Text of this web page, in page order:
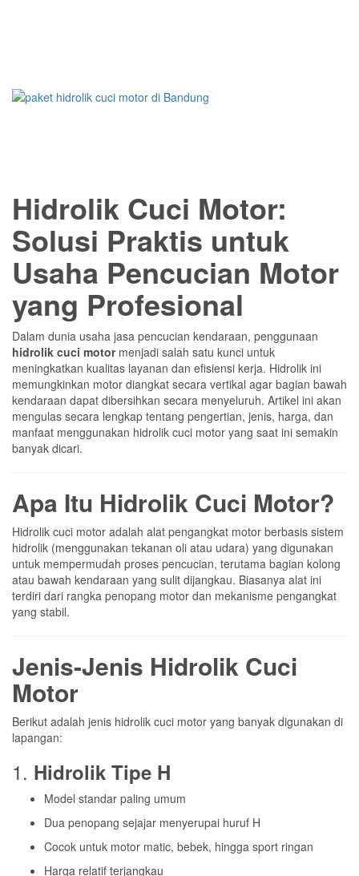
Hidrolik Cuci Motor:
Solusi Praktis untuk
Usaha Pencucian Motor
yang Profesional
Dalam dunia usaha jasa pencucian kendaraan, penggunaan
hidrolik cuci motormenjadi salah satu kunci untuk
meningkatkan kualitas layanan dan efisiensi kerja. Hidrolik ini
memungkinkan motor diangkat secara vertikal agar bagian bawah
kendaraan dapat dibersihkan secara menyeluruh. Artikel ini akan
mengulas secara lengkap tentang pengertian, jenis, harga, dan
manfaat menggunakan hidrolik cuci motor yang saat ini semakin
banyak dicari.
Apa Itu Hidrolik Cuci Motor?
Hidrolik cuci motor adalah alat pengangkat motor berbasis sistem
hidrolik (menggunakan tekanan oli atau udara) yang digunakan
untuk mempermudah proses pencucian, terutama bagian kolong
atau bawah kendaraan yang sulit dijangkau. Biasanya alat ini
terdiri dari rangka penopang motor dan mekanisme pengangkat
yang stabil.
Jenis-Jenis Hidrolik Cuci
Motor
Berikut adalah jenis hidrolik cuci motor yang banyak digunakan di
lapangan:
1. Hidrolik Tipe H
Model standar paling umum
Dua penopang sejajar menyerupai huruf H
Cocok untuk motor matic, bebek, hingga sport ringan
Harga relatif terjangkau